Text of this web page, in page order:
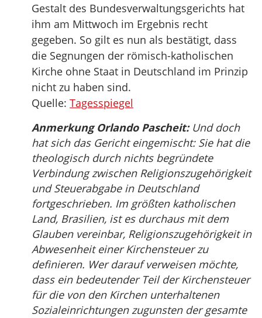
Gestalt des Bundesverwaltungsgerichts hat
ihm am Mittwoch im Ergebnis recht
gegeben. So gilt es nun als bestätigt, dass
die Segnungen der römisch-katholischen
Kirche ohne Staat in Deutschland im Prinzip
nicht zu haben sind.
Quelle: Tagesspiegel
Anmerkung Orlando Pascheit:Und doch
hat sich das Gericht eingemischt: Sie hat die
theologisch durch nichts begründete
Verbindung zwischen Religionszugehörigkeit
und Steuerabgabe in Deutschland
fortgeschrieben. Im größten katholischen
Land, Brasilien, ist es durchaus mit dem
Glauben vereinbar, Religionszugehörigkeit in
Abwesenheit einer Kirchensteuer zu
definieren. Wer darauf verweisen möchte,
dass ein bedeutender Teil der Kirchensteuer
für die von den Kirchen unterhaltenen
Sozialeinrichtungen zugunsten der gesamte